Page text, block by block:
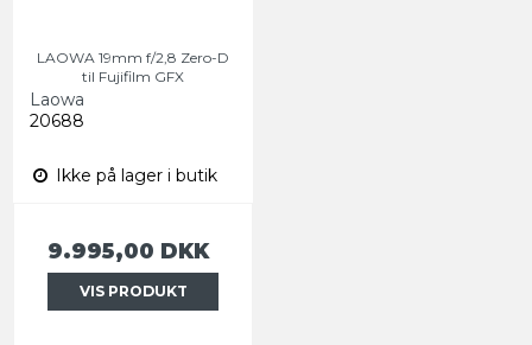
LAOWA 19mm f/2,8 Zero-D
til Fujifilm GFX
Laowa
20688
Ikke på lager i butik
9.995,00 DKK
VIS PRODUKT